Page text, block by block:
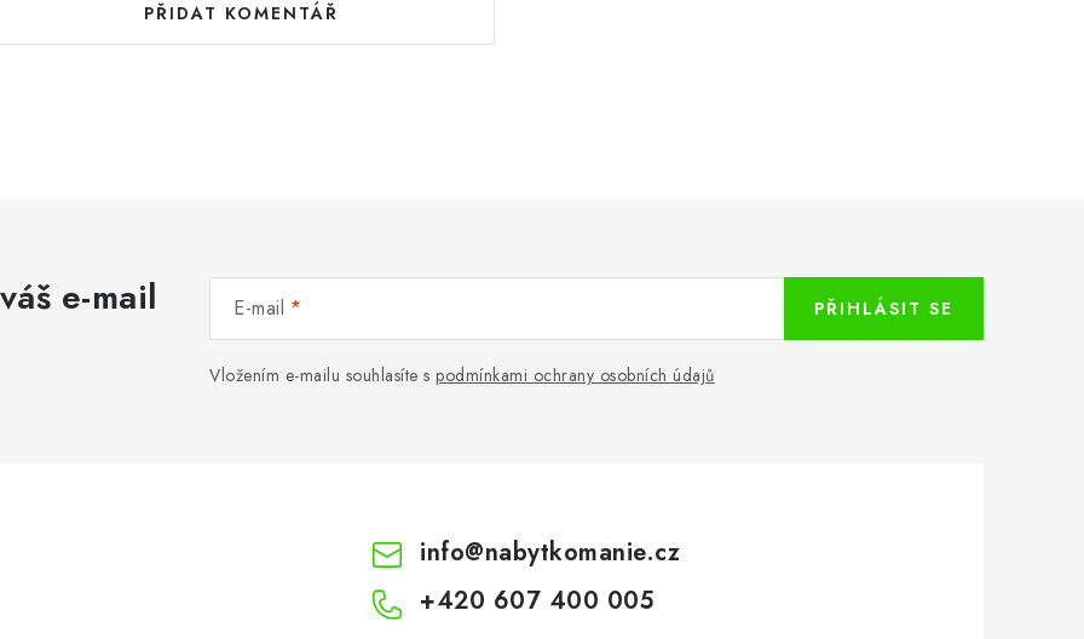
PŘIDAT KOMENTÁŘ
e-mail E-mail
Vložením e-mailu souhlasíte s podmínkami ochrany osobních údajů
PŘIHLÁSIT SE
info@nabytkomanie.cz
+420 607 400 005